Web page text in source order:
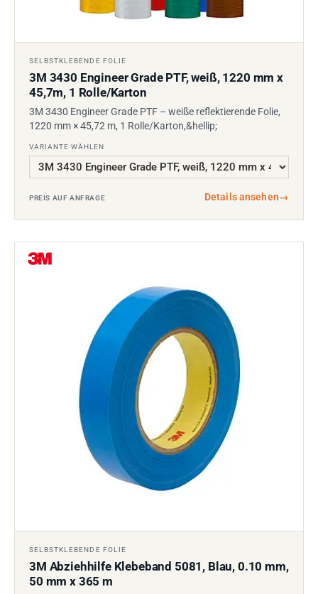
SELBSTKLEBENDE FOLIE
3M 3430 Engineer Grade PTF, weiß, 1220 mm x
45,7m, 1 Rolle/Karton
3M 3430 Engineer Grade PTF – weiße reflektierende Folie,
1220 mm × 45,72 m, 1 Rolle/Karton,&hellip;
VARIANTE WÄHLEN
PREIS AUF ANFRAGE Details ansehen→
SELBSTKLEBENDE FOLIE
3M Abziehhilfe Klebeband 5081, Blau, 0.10 mm,
50 mm x 365 m